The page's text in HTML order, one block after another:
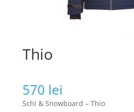
Thio
570 lei
Schi & Snowboard – Thio